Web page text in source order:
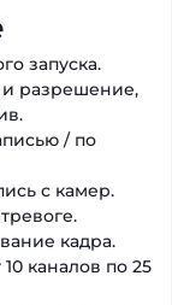
запуска.
и разрешение,
/ по
с камер.
кадра.
каналов по 25